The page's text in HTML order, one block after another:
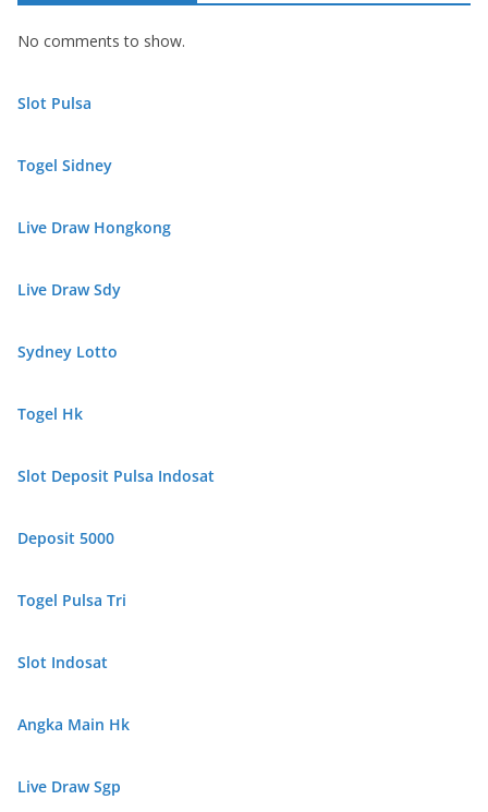
No comments to show.
Slot Pulsa
Togel Sidney
Live Draw Hongkong
Live Draw Sdy
Sydney Lotto
Togel Hk
Slot Deposit Pulsa Indosat
Deposit 5000
Togel Pulsa Tri
Slot Indosat
Angka Main Hk
Live Draw Sgp